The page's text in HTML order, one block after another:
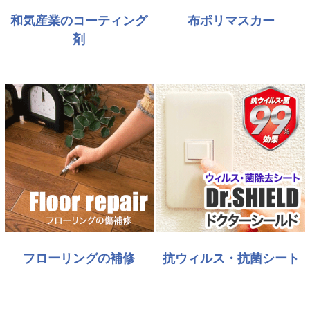
和気産業のコーティング
剤
布ポリマスカー
フローリングの補修 抗ウィルス・抗菌シート